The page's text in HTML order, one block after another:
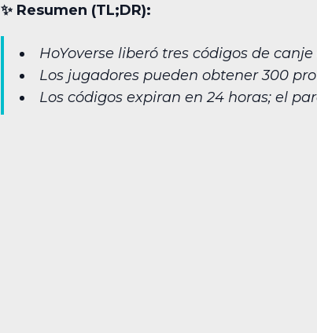
✨︎ Resumen (TL;DR):
HoYoverse liberó tres códigos de
Los jugadores pueden obtener 300
Los códigos expiran en 24 horas; el